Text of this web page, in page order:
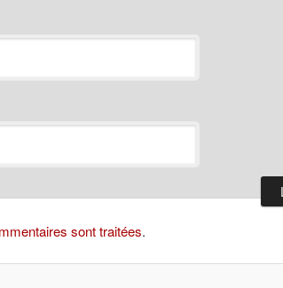
sont traitées.